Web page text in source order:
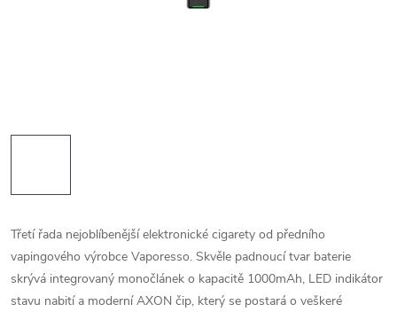
Třetí řada nejoblíbenější elektronické cigarety od předního
vapingového výrobce Vaporesso. Skvěle padnoucí tvar baterie
skrývá integrovaný monočlánek o kapacitě 1000mAh, LED indikátor
stavu nabití a moderní AXON čip, který se postará o veškeré